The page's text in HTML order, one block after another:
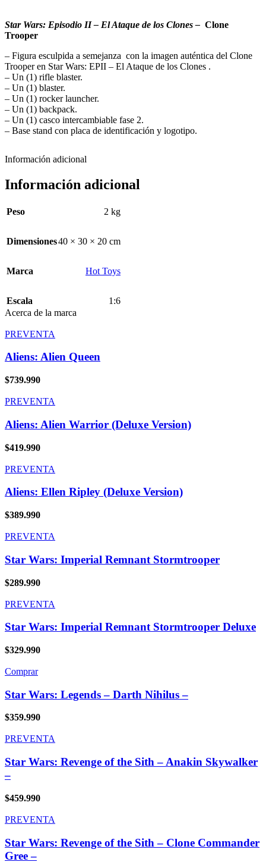
Star Wars: Episodio II – El Ataque de los Clones – Clone
Trooper
– Figura esculpida a semejanza con la imagen auténtica del Clone
Trooper en Star Wars: EPII – El Ataque de los Clones .
– Un (1) rifle blaster.
– Un (1) blaster.
– Un (1) rocker launcher.
– Un (1) backpack.
– Un (1) casco intercambiable fase 2.
– Base stand con placa de identificación y logotipo.
Información adicional
Información adicional
Peso 2 kg
Dimensiones40 × 30 × 20 cm
Marca Hot Toys
Escala
1:6
Acerca de la marca
PREVENTA
Aliens: Alien Queen
$739.990
PREVENTA
Aliens: Alien Warrior (Deluxe Version)
$419.990
PREVENTA
Aliens: Ellen Ripley (Deluxe Version)
$389.990
PREVENTA
Star Wars: Imperial Remnant Stormtrooper
$289.990
PREVENTA
Star Wars: Imperial Remnant Stormtrooper Deluxe
$329.990
Comprar
Star Wars: Legends – Darth Nihilus –
$359.990
PREVENTA
Star Wars: Revenge of the Sith – Anakin Skywalker
–
$459.990
PREVENTA
Star Wars: Revenge of the Sith – Clone Commander
Gree –